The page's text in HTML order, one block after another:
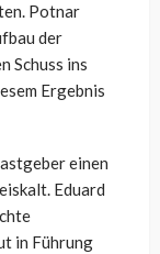
Potnar
der
Schuss ins
Ergebnis
einen
Eduard
in Führung